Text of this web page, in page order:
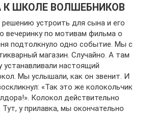
К ШКОЛЕ ВОЛШЕБНИКОВ
решению устроить для сына и его
вечеринку по мотивам фильма о
подтолкнуло одно событие. Мы с
магазин. Случайно. А там
устанавливали настоящий
Мы услышали, как он звенит. И
«Так это же колокольчик
Колокол действительно
Тут, у прилавка, мы окончательно